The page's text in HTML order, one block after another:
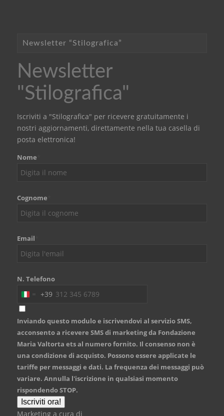
Newsletter “Stilografica”
Newsletter
"Stilografica"
Iscriviti a "Stilografica" per ricevere gratuitamente i
nostri aggiornamenti, direttamente nella tua casella di
posta elettronica!
Nome
Cognome
Email
N. Telefono
Italy
+39
+39
Inviando questo modulo e iscrivendovi al servizio SMS,
acconsento a ricevere SMS di marketing da Fondazione
Maria Valtorta ets al numero fornito. Il consenso non è
una condizione di acquisto. Possono essere applicate le
tariffe per messaggi e dati. La frequenza dei messaggi può
variare. Annulla l'iscrizione in qualsiasi momento
rispondendo STOP.
Iscriviti ora!
Marketing a cura di